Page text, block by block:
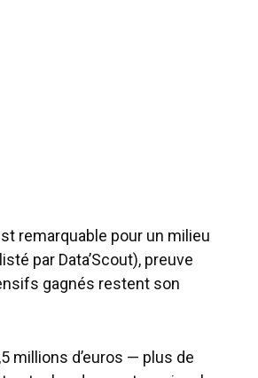
remarquable pour un milieu
par Data’Scout), preuve
gagnés restent son
millions d’euros — plus de